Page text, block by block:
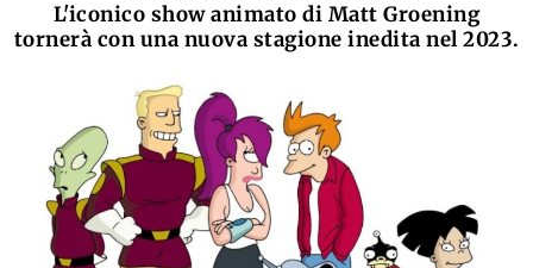
L'iconico show animato di Matt Groening
tornerà con una nuova stagione inedita nel 2023.